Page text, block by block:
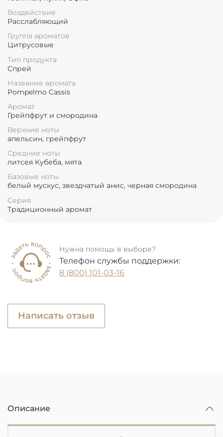
Воздействие
Расслабляющий
Группа ароматов
Цитрусовые
Тип продукта
Спрей
Название аромата
Pompelmo Cassis
Аромат
Грейпфрут и смородина
Верхние ноты
апельсин, грейпфрут
Средние ноты
литсея Кубеба, мята
Базовые ноты
белый мускус, звездчатый анис, черная смородина
Серия
Традиционный аромат
Нужна помощь в выборе?
Телефон службы поддержки:
8 (800) 101-03-16
Написать отзыв
Описание